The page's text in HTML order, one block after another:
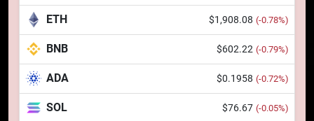
ETH $1,908.08 (-0.78%)
BNB $602.22 (-0.79%)
ADA $0.1958 (-0.72%)
SOL $76.67 (-0.05%)
pierdut jumătate din aceștia
într-un atac cibernetic în mai
6
Banii digitali și arhitectura
încrederii: O nouă viziune asupra
banilor în era digitală